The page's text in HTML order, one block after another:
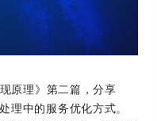
原理》第二篇，分享
理中的服务优化方式。